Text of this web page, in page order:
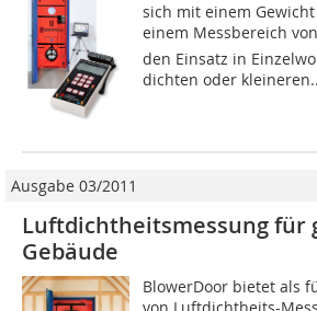
sich mit einem
einem Messbereich
den Einsatz in
dichten oder
Ausgabe 03/2011
Luftdichtheitsmessung für
Gebäude
BlowerDoor bietet als